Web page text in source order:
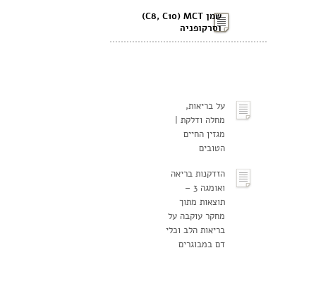
שמן C8, C10) MCT)
וסרקופניה
על בריאות,
מחלה ודלקת |
מגזין החיים
הטובים
הזדקנות בריאה
ואומגה 3 –
תוצאות מתוך
מחקר עוקבה על
בריאות הלב וכלי
דם במבוגרים